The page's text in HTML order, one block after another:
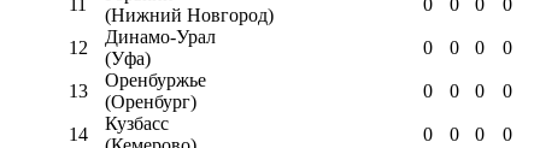
11
(Нижний Новгород)
0 0 0 0
12
Динамо-Урал
(Уфа)
0 0 0 0
13
Оренбуржье
(Оренбург)
0 0 0 0
14
Кузбасс
0 0 0 0